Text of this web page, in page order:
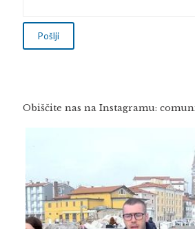
Obiščite nas na Instagramu: